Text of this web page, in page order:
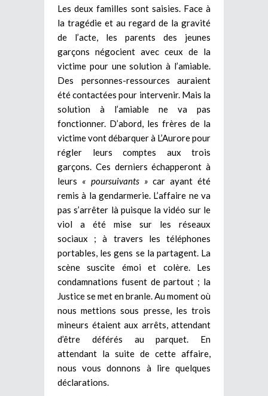
Les deux familles sont saisies. Face à
la tragédie et au regard de la gravité
de l’acte, les parents des jeunes
garçons négocient avec ceux de la
victime pour une solution à l’amiable.
Des personnes-ressources auraient
été contactées pour intervenir. Mais la
solution à l’amiable ne va pas
fonctionner. D’abord, les frères de la
victime vont débarquer à L’Aurore pour
régler leurs comptes aux trois
garçons. Ces derniers échapperont à
leurs « poursuivants » car ayant été
remis à la gendarmerie. L’affaire ne va
pas s’arrêter là puisque la vidéo sur le
viol a été mise sur les réseaux
sociaux ; à travers les téléphones
portables, les gens se la partagent. La
scène suscite émoi et colère. Les
condamnations fusent de partout ; la
Justice se met en branle. Au moment où
nous mettions sous presse, les trois
mineurs étaient aux arrêts, attendant
d’être déférés au parquet. En
attendant la suite de cette affaire,
nous vous donnons à lire quelques
déclarations.